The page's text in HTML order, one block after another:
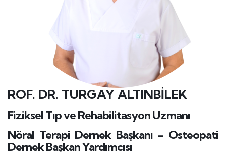
ROF. DR. TURGAY ALTINBİLEK
Fiziksel Tıp ve Rehabilitasyon Uzmanı
Nöral Terapi Dernek Başkanı – Osteopati
Dernek Başkan Yardımcısı